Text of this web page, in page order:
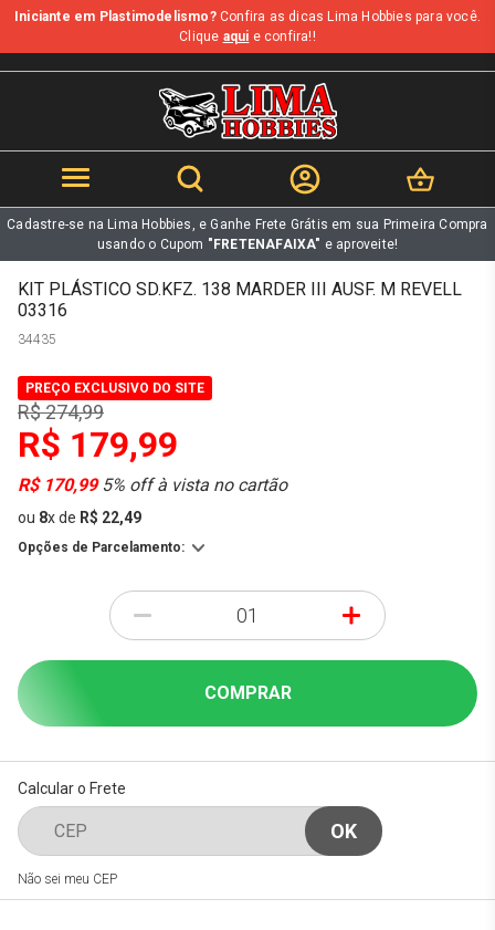
b
Iniciante em Plastimodelismo?Confira as dicas Lima Hobbies para você.
Clique aqui e confira!!
Cadastre-se na Lima Hobbies, e Ganhe Frete Grátis em sua Primeira Compra
usando o Cupom "FRETENAFAIXA" e aproveite!
KIT PLÁSTICO SD.KFZ. 138 MARDER III AUSF. M REVELL
03316
34435
PREÇO EXCLUSIVO DO SITE
R$ 274,99
R$ 179,99
R$ 170,995% off à vista no cartão
ou 8xde R$ 22,49
Opções de Parcelamento:
- +
COMPRAR
Calcular o Frete
Não sei meu CEP